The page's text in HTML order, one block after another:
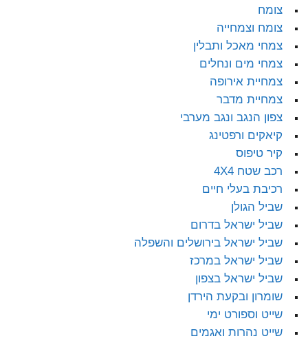
צומח
צומח וצמחייה
צמחי מאכל ותבלין
צמחי מים ונחלים
צמחיית אירופה
צמחיית מדבר
צפון הנגב ונגב מערבי
קיאקים ורפטינג
קיר טיפוס
רכב שטח 4X4
רכיבת בעלי חיים
שביל הגולן
שביל ישראל בדרום
שביל ישראל בירושלים והשפלה
שביל ישראל במרכז
שביל ישראל בצפון
שומרון ובקעת הירדן
שייט וספורט ימי
שייט נהרות ואגמים